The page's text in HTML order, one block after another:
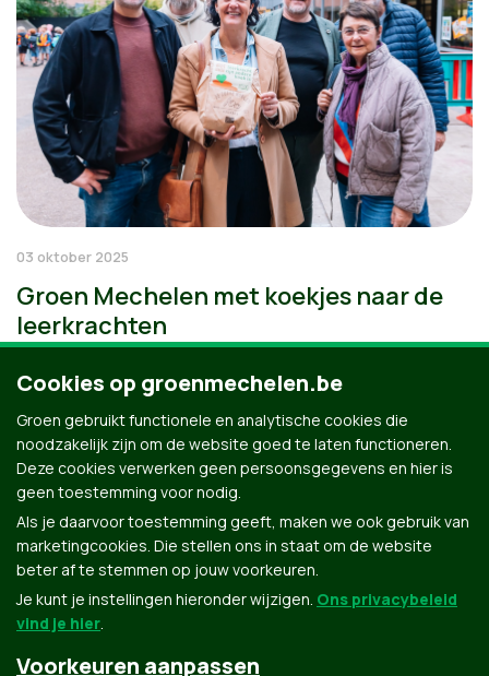
03 oktober 2025
Groen Mechelen met koekjes naar de
leerkrachten
Cookies op groenmechelen.be
Groen gebruikt functionele en analytische cookies die
noodzakelijk zijn om de website goed te laten functioneren.
Deze cookies verwerken geen persoonsgegevens en hier is
geen toestemming voor nodig.
Als je daarvoor toestemming geeft, maken we ook gebruik van
marketingcookies. Die stellen ons in staat om de website
beter af te stemmen op jouw voorkeuren.
Je kunt je instellingen hieronder wijzigen. Ons privacybeleid
vind je hier.
Voorkeuren aanpassen